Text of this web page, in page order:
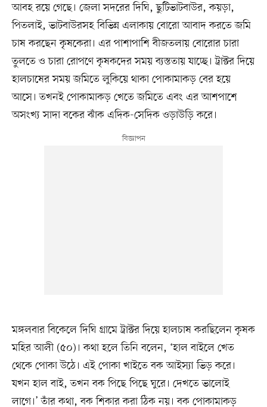
আবহ রয়ে গেছে। জেলা সদরের দিঘি, ছুটিভাটবাউর, কয়ড়া,
পিতলাই, ভাটবাউরসহ বিভিন্ন এলাকায় বোরো আবাদ করতে জমি
চাষ করছেন কৃষকেরা। এর পাশাপাশি বীজতলায় বোরোর চারা
তুলতে ও চারা রোপণে কৃষকদের সময় ব্যস্ততায় যাচ্ছে। ট্রাক্টর দিয়ে
হালচাষের সময় জমিতে লুকিয়ে থাকা পোকামাকড় বের হয়ে
আসে। তখনই পোকামাকড় খেতে জমিতে এবং এর আশপাশে
অসংখ্য সাদা বকের ঝাঁক এদিক-সেদিক ওড়াউড়ি করে।
মঙ্গলবার বিকেলে দিঘি গ্রামে ট্রাক্টর দিয়ে হালচাষ করছিলেন কৃষক
মহির আলী (৫০)। কথা হলে তিনি বলেন, ‘হাল বাইলে খেত
থেকে পোকা উঠে। এই পোকা খাইতে বক আইস্যা ভিড় করে।
যখন হাল বাই, তখন বক পিছে পিছে ঘুরে। দেখতে ভালোই
লাগে।’ তাঁর কথা, বক শিকার করা ঠিক নয়। বক পোকামাকড়